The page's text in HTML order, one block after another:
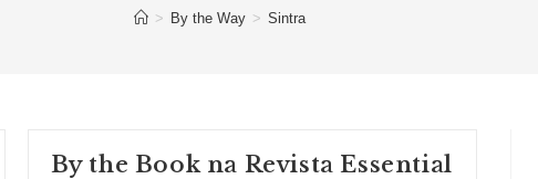
> By the Way > Sintra
By the Book na Revista Essential